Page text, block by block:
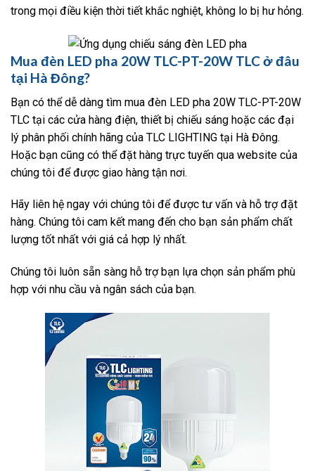
trong mọi điều kiện thời tiết khắc nghiệt, không lo bị hư hỏng.
Mua đèn LED pha 20W TLC-PT-20W TLC ở đâu
tại Hà Đông?
Bạn có thể dễ dàng tìm mua đèn LED pha 20W TLC-PT-20W
TLC tại các cửa hàng điện, thiết bị chiếu sáng hoặc các đại
lý phân phối chính hãng của TLC LIGHTING tại Hà Đông.
Hoặc bạn cũng có thể đặt hàng trực tuyến qua website của
chúng tôi để được giao hàng tận nơi.
Hãy liên hệ ngay với chúng tôi để được tư vấn và hỗ trợ đặt
hàng. Chúng tôi cam kết mang đến cho bạn sản phẩm chất
lượng tốt nhất với giá cả hợp lý nhất.
Chúng tôi luôn sẵn sàng hỗ trợ bạn lựa chọn sản phẩm phù
hợp với nhu cầu và ngân sách của bạn.